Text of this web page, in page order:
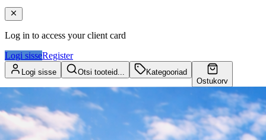
Log in to access your client card
Logi sisseRegister
Logi sisse Otsi tooteid...
Kategooriad
Ostukorv